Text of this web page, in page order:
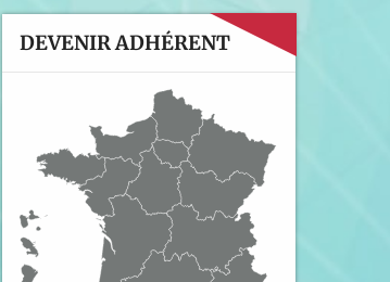
DEVENIR ADHÉRENT